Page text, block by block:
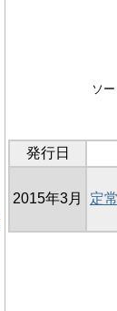
ソ
発行日
2015年3月 定